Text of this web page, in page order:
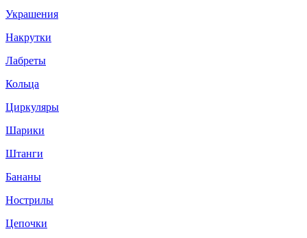
Украшения
Накрутки
Лабреты
Кольца
Циркуляры
Шарики
Штанги
Бананы
Нострилы
Цепочки